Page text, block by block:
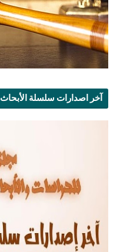
آخر اصدارات سلسلة الأبحاث